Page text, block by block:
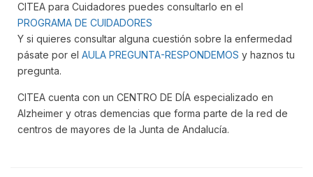
CITEA para Cuidadores puedes consultarlo en el
PROGRAMA DE CUIDADORES
Y si quieres consultar alguna cuestión sobre la enfermedad
pásate por el AULA PREGUNTA-RESPONDEMOS y haznos tu
pregunta.
CITEA cuenta con un CENTRO DE DÍA especializado en
Alzheimer y otras demencias que forma parte de la red de
centros de mayores de la Junta de Andalucía.